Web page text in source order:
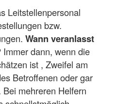
Leitstellenpersonal
bzw.
Wann veranlasst
Immer dann, wenn die
ist , Zweifel am
Betroffenen oder gar
mehreren Helfern